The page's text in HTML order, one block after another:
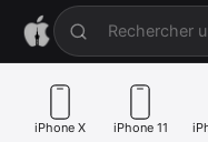
iPhone X iPhone 11